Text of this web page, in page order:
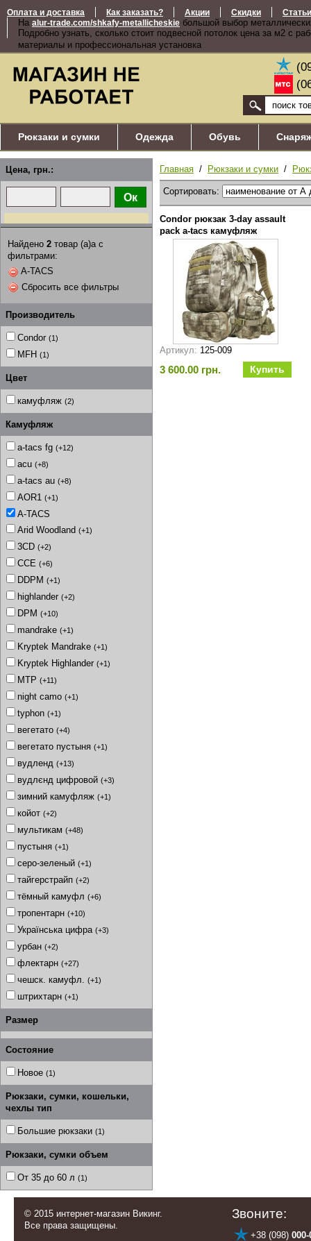
Оплата и доставка Как заказать? Акции Скидки Статьи
На alur-trade.com/shkafy-metallicheskie большой выбор
Подробно узнать, сколько стоит подвесной потолок цена за м2 с
материалы и профессиональная установка
Рюкзаки и сумки Одежда Обувь
Цена, грн.:
Найдено 2 товар (а)а с
фильтрами:
A-TACS
Сбросить все фильтры
Производитель
Condor (1)
MFH (1)
Цвет
камуфляж (2)
Камуфляж
a-tacs fg (+12)
acu (+8)
a-tacs au (+8)
AOR1 (+1)
A-TACS
Arid Woodland (+1)
3CD (+2)
CCE (+6)
DDPM (+1)
highlander (+2)
DPM (+10)
mandrake (+1)
Kryptek Mandrake (+1)
Kryptek Highlander (+1)
MTP (+11)
night camo (+1)
typhon (+1)
вегетато (+4)
вегетато пустыня (+1)
вудленд (+13)
вудлєнд цифровой (+3)
зимний камуфляж (+1)
койот (+2)
мультикам (+48)
пустыня (+1)
серо-зеленый (+1)
тайгерстрайп (+2)
тёмный камуфл (+6)
тропентарн (+10)
Українська цифра (+3)
урбан (+2)
флектарн (+27)
чешск. камуфл. (+1)
штрихтарн (+1)
Размер
Состояние
Новое (1)
Рюкзаки, сумки, кошельки,
чехлы тип
Большие рюкзаки (1)
Рюкзаки, сумки объем
От 35 до 60 л (1)
Главная / Рюкзаки и сумки /
Сортировать:
Condor рюкзак 3-day assault
pack a-tacs камуфляж
Артикул: 125-009
3 600.00 грн.
© 2015 интернет-магазин Викинг.
Все права защищены.
Звоните:
+38 (098) 000-